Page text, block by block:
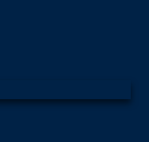
Francesco